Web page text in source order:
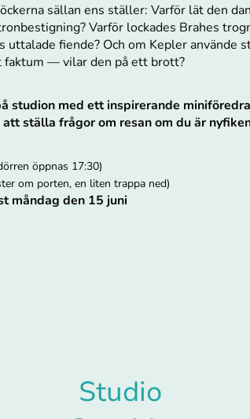
sällan ens ställer: Varför lät den
Varför lockades Brahes
uttalade fiende? Och om Kepler använde
faktum — vilar den på ett brott?
studion med ett inspirerande
ställa frågor om resan om du är
öppnas 17:30)
om porten, en liten trappa ned)
måndag den 15 juni
Studio